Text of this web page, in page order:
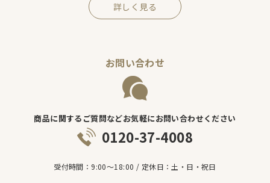
詳しく見る
お問い合わせ
商品に関するご質問などお気軽にお問い合わせください
0120-37-4008
受付時間：9:00～18:00 / 定休日：土・日・祝日